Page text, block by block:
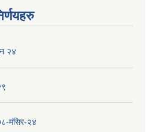
२४
मंसिर-२४